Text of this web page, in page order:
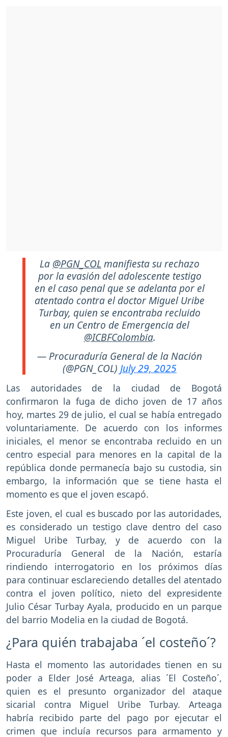
La @PGN_COL manifiesta su rechazo
por la evasión del adolescente testigo
en el caso penal que se adelanta por el
atentado contra el doctor Miguel Uribe
Turbay, quien se encontraba recluido
en un Centro de Emergencia del
@ICBFColombia.
— Procuraduría General de la Nación
(@PGN_COL) July 29, 2025
Las autoridades de la ciudad de Bogotá
confirmaron la fuga de dicho joven de 17 años
hoy, martes 29 de julio, el cual se había entregado
voluntariamente. De acuerdo con los informes
iniciales, el menor se encontraba recluido en un
centro especial para menores en la capital de la
república donde permanecía bajo su custodia, sin
embargo, la información que se tiene hasta el
momento es que el joven escapó.
Este joven, el cual es buscado por las autoridades,
es considerado un testigo clave dentro del caso
Miguel Uribe Turbay, y de acuerdo con la
Procuraduría General de la Nación, estaría
rindiendo interrogatorio en los próximos días
para continuar esclareciendo detalles del atentado
contra el joven político, nieto del expresidente
Julio César Turbay Ayala, producido en un parque
del barrio Modelia en la ciudad de Bogotá.
¿Para quién trabajaba ´el costeño´?
Hasta el momento las autoridades tienen en su
poder a Elder José Arteaga, alias ´El Costeño´,
quien es el presunto organizador del ataque
sicarial contra Miguel Uribe Turbay. Arteaga
habría recibido parte del pago por ejecutar el
crimen que incluía recursos para armamento y